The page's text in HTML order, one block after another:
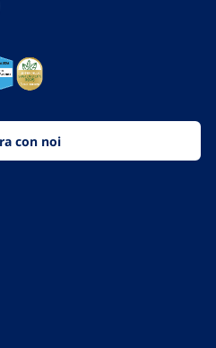
con noi